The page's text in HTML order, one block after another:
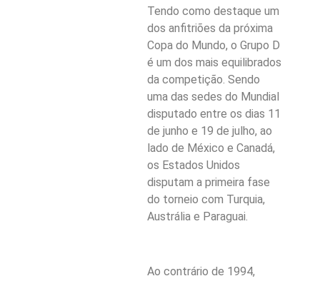
Tendo como destaque um
dos anfitriões da próxima
Copa do Mundo, o Grupo D
é um dos mais equilibrados
da competição. Sendo
uma das sedes do Mundial
disputado entre os dias 11
de junho e 19 de julho, ao
lado de México e Canadá,
os Estados Unidos
disputam a primeira fase
do torneio com Turquia,
Austrália e Paraguai.
Ao contrário de 1994,